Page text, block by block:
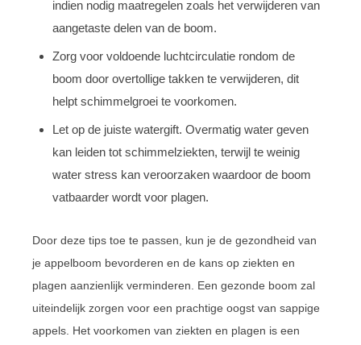
indien nodig maatregelen zoals het verwijderen van
aangetaste delen van de boom.
Zorg voor voldoende luchtcirculatie rondom de
boom door overtollige takken te verwijderen, dit
helpt schimmelgroei te voorkomen.
Let op de juiste watergift. Overmatig water geven
kan leiden tot schimmelziekten, terwijl te weinig
water stress kan veroorzaken waardoor de boom
vatbaarder wordt voor plagen.
Door deze tips toe te passen, kun je de gezondheid van
je appelboom bevorderen en de kans op ziekten en
plagen aanzienlijk verminderen. Een gezonde boom zal
uiteindelijk zorgen voor een prachtige oogst van sappige
appels. Het voorkomen van ziekten en plagen is een